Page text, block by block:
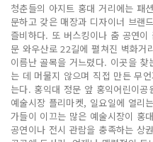
청춘들의 아지트 홍대 거리에는 패
문하고 갖은 매장과 디자이너 브랜
즐비하다. 또 버스킹이나 춤 공연
문 와우산로 22길에 펼쳐진 벽화거
이름난 골목을 거느렸다. 이곳을
는 데 머물지 않으며 직접 만든 무
는다. 홍익대 정문 앞 홍익어린이
예술시장 플리마켓, 일요일에 열리
가들이 이끄는 많은 예술시장이 홍
공연이나 전시 관람을 충족하는 상